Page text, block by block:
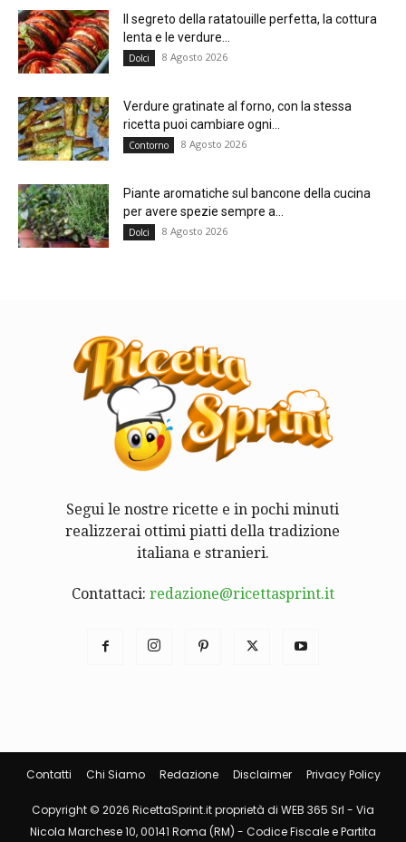
Il segreto della ratatouille perfetta, la cottura
lenta e le verdure...
Dolci 8 Agosto 2026
Verdure gratinate al forno, con la stessa
ricetta puoi cambiare ogni...
Contorno 8 Agosto 2026
Piante aromatiche sul bancone della cucina
per avere spezie sempre a...
Dolci 8 Agosto 2026
Segui le nostre ricette e in pochi minuti
realizzerai ottimi piatti della tradizione
italiana e stranieri.
Contattaci: redazione@ricettasprint.it
Contatti Chi Siamo Redazione Disclaimer Privacy Policy
Copyright © 2026 RicettaSprint.it proprietà di WEB 365 Srl - Via
Nicola Marchese 10, 00141 Roma (RM) - Codice Fiscale e Partita